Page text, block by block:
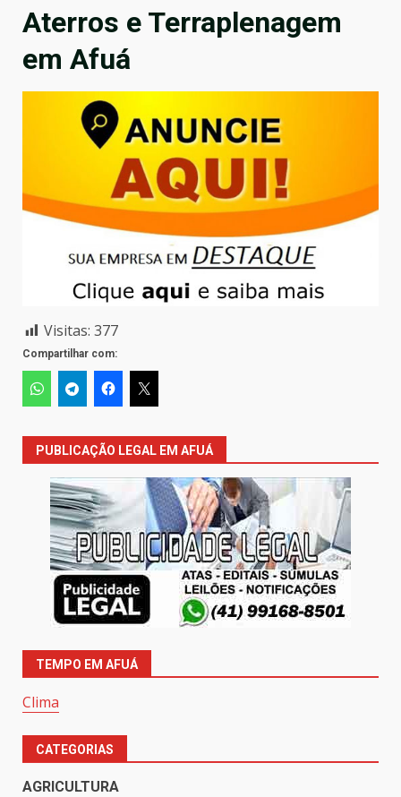
Aterros e Terraplenagem
em Afuá
Visitas: 377
Compartilhar com:
PUBLICAÇÃO LEGAL EM AFUÁ
TEMPO EM AFUÁ
Clima
CATEGORIAS
AGRICULTURA